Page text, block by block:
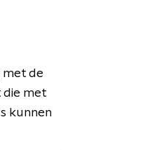
met de
die met
kunnen